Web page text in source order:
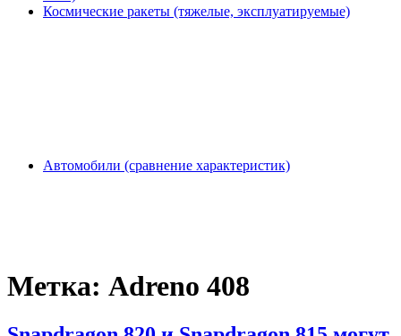
Космические ракеты (тяжелые, эксплуатируемые)
Автомобили (сравнение характеристик)
Метка: Adreno 408